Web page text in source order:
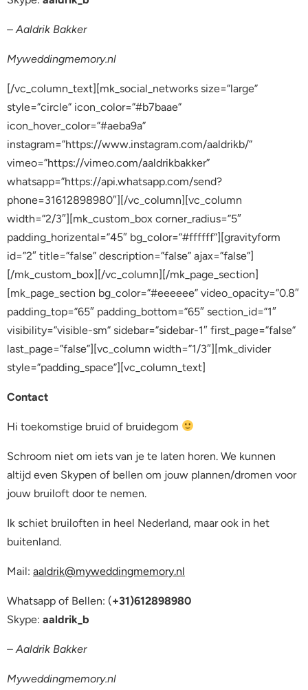
– Aaldrik Bakker
Myweddingmemory.nl
[/vc_column_text][mk_social_networks size=”large”
style=”circle” icon_color=”#b7baae”
icon_hover_color=”#aeba9a”
instagram=”https://www.instagram.com/aaldrikb/”
vimeo=”https://vimeo.com/aaldrikbakker”
whatsapp=”https://api.whatsapp.com/send?
phone=31612898980″][/vc_column][vc_column
width=”2/3″][mk_custom_box corner_radius=”5″
padding_horizental=”45″ bg_color=”#ffffff”][gravityform
id=”2″ title=”false” description=”false” ajax=”false”]
[/mk_custom_box][/vc_column][/mk_page_section]
[mk_page_section bg_color=”#eeeeee” video_opacity=”0.8″
padding_top=”65″ padding_bottom=”65″ section_id=”1″
visibility=”visible-sm” sidebar=”sidebar-1″ first_page=”false”
last_page=”false”][vc_column width=”1/3″][mk_divider
style=”padding_space”][vc_column_text]
Contact
Hi toekomstige bruid of bruidegom
Schroom niet om iets van je te laten horen. We kunnen
altijd even Skypen of bellen om jouw plannen/dromen voor
jouw bruiloft door te nemen.
Ik schiet bruiloften in heel Nederland, maar ook in het
buitenland.
Mail: aaldrik@myweddingmemory.nl
Whatsapp of Bellen: (+31)612898980
Skype: aaldrik_b
– Aaldrik Bakker
Myweddingmemory.nl